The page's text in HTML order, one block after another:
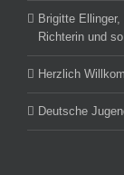
Brigitte Ellinger,
Richterin und
Herzlich
Deutsche